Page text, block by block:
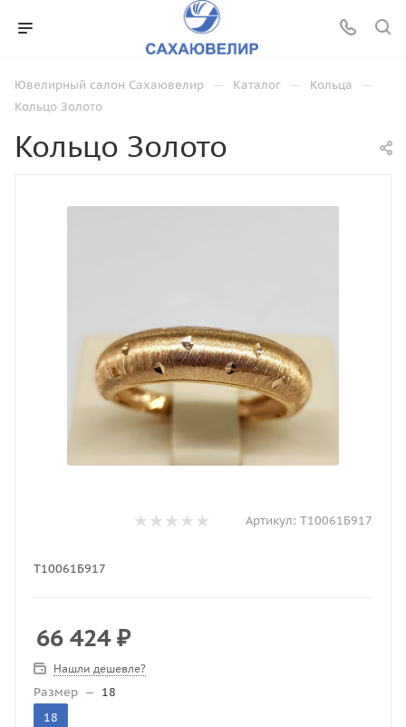
Ювелирный салон Сахаювелир — Каталог — Кольца —
Кольцо Золото
Кольцо Золото
Артикул: Т10061Б917
Т10061Б917
66 424₽
Нашли дешевле?
Размер — 18
18